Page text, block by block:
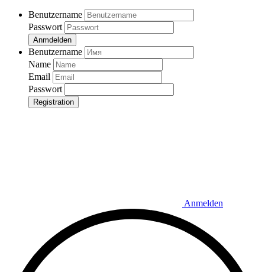
Benutzername
Passwort
Anmdelden
Benutzername
Name
Email
Passwort
Registration
Anmelden